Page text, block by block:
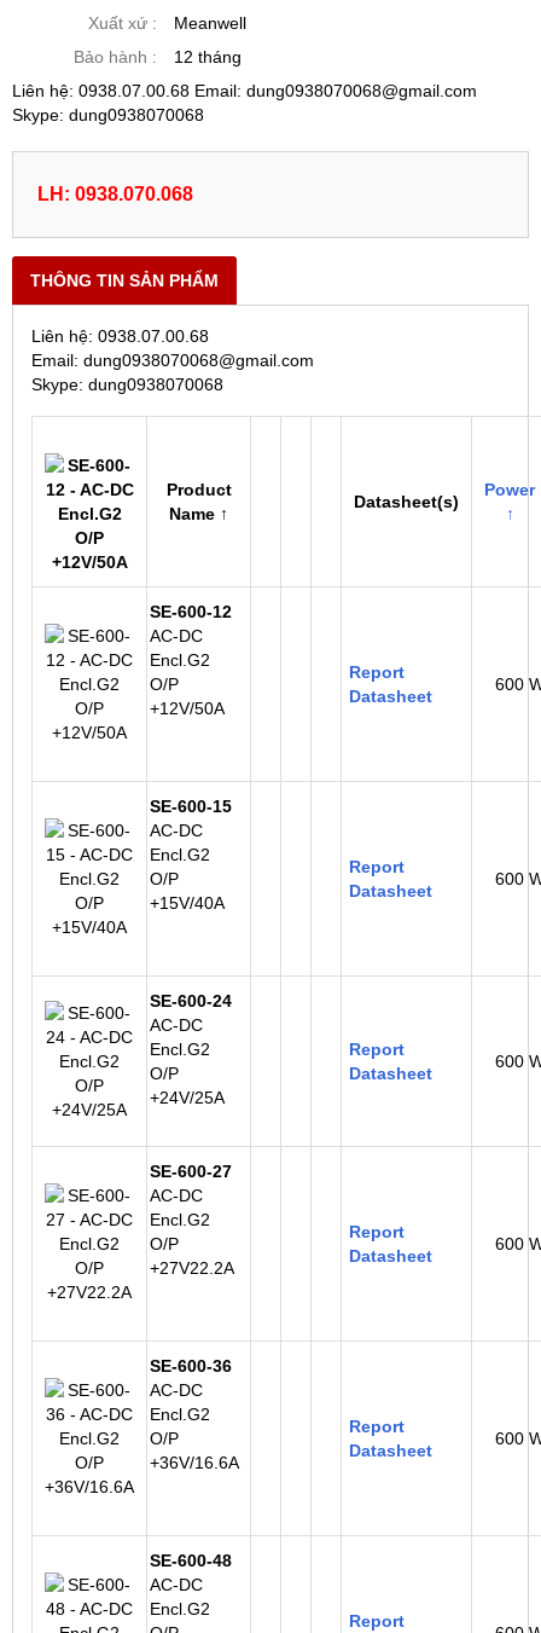
Xuất xứ :
Meanwell
Bảo hành :
12 tháng
Liên hệ: 0938.07.00.68 Email: dung0938070068@gmail.com
Skype: dung0938070068
LH: 0938.070.068
THÔNG TIN SẢN PHẨM
Liên hệ: 0938.07.00.68
Email: dung0938070068@gmail.com
Skype: dung0938070068
Product
Name ↑
Datasheet(s)
Power
↑
SE-600-12
AC-DC
Encl.G2
O/P
+12V/50A
Report
Datasheet
600
SE-600-15
AC-DC
Encl.G2
O/P
+15V/40A
Report
Datasheet
600
SE-600-24
AC-DC
Encl.G2
O/P
+24V/25A
Report
Datasheet
600
SE-600-27
AC-DC
Encl.G2
O/P
+27V22.2A
Report
Datasheet
600
SE-600-36
AC-DC
Encl.G2
O/P
+36V/16.6A
Report
Datasheet
600
SE-600-48
AC-DC
Encl.G2
Report